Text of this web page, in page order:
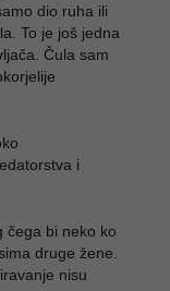
dio ruha ili
To je još jedna
Čula sam
i
čega bi neko ko
druge žene.
nisu